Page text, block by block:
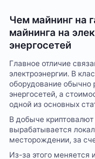
Чем майнинг на
майнинга на
энергосетей
Главное отличие
электроэнергии. В
оборудование обычно
энергосетей, а
одной из основных
В добыче
вырабатывается
месторождении, за
Из-за этого меняется